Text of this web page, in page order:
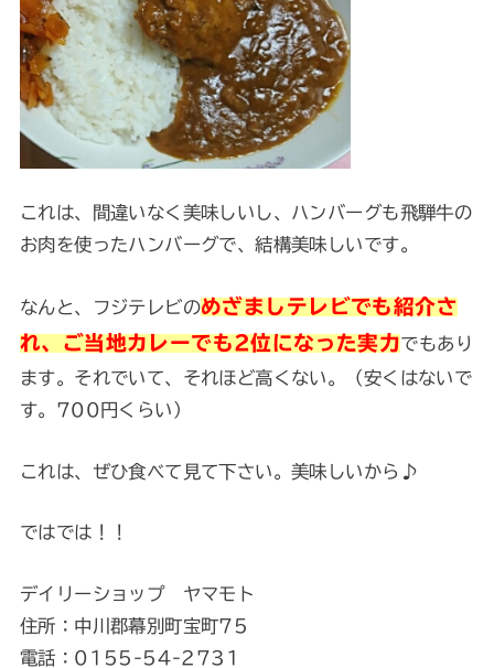
これは、間違いなく美味しいし、ハンバーグも飛騨牛の
お肉を使ったハンバーグで、結構美味しいです。
なんと、フジテレビのめざましテレビでも紹介さ
れ、ご当地カレーでも2位になった実力でもあり
ます。それでいて、それほど高くない。（安くはないで
す。700円くらい）
これは、ぜひ食べて見て下さい。美味しいから♪
ではでは！！
デイリーショップ ヤマモト
住所：中川郡幕別町宝町75
電話：0155-54-2731